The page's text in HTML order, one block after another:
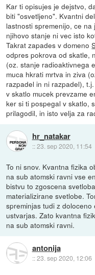
Kar ti opisujes je dejstvo,
biti "osvetljeno". Kvantni
lastnosti spremenijo, ce
njihovo stanje ni vec isto
Takrat zapades v domeno
odpres pokrova od skatle,
(oz. stanje radioaktivnega
muca hkrati mrtva in ziva
razpadel in ni razpadel),
v skatlo mucek prevzame
ker si ti pospegal v skatlo,
prilagodil, in isto velja za
hr_natakar
::23. sep 2020, 11:54
To ni snov. Kvantna fizika
na sub atomski ravni vse
bistvu to zgoscena
materializirane svetlobe.
spreminjas tudi z
ustvarjas. Zato kvantna
na sub atomski ravni.
antonija
::23. sep 2020, 12:06